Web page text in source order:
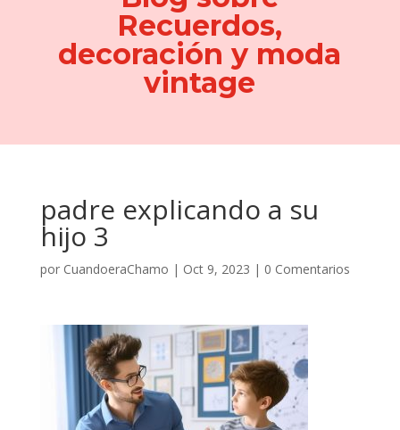
Recuerdos,
decoración y moda
vintage
padre explicando a su
hijo 3
por CuandoeraChamo | Oct 9, 2023 | 0 Comentarios